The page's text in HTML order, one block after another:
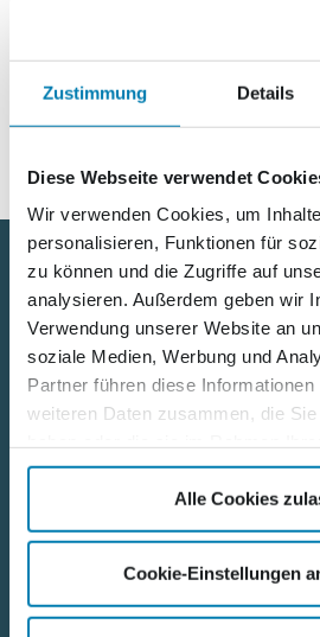
Zustimmung Details
Diese Webseite verwendet
Wir verwenden Cookies, um
personalisieren, Funktionen für
zu können und die Zugriffe auf
analysieren. Außerdem geben wir
Verwendung unserer Website an
soziale Medien, Werbung und
Partner führen diese
weiteren Daten zusammen, die
gesammelt haben.
Alle Cookies
Cookie-Einstellungen
für Oma, Opa, Mama, Papa, Tante
„Hackfleisch-Hits“ garantiert eine
können Sie dieses und weitere
Nützliche Links
Kontakt
Karriere
Datenschutz
Impressum